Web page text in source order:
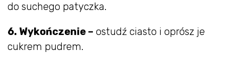
do suchego patyczka.
6. Wykończenie – ostudź ciasto i oprósz je
cukrem pudrem.